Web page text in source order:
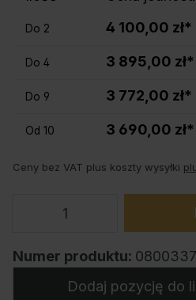
Do 2 4 100,00 zł*
Do 4 3 895,00 zł*
Do 9 3 772,00 zł*
Od 10 3 690,00 zł*
Ceny bez VAT plus koszty wysyłki
Numer produktu:
Dodaj pozycję do